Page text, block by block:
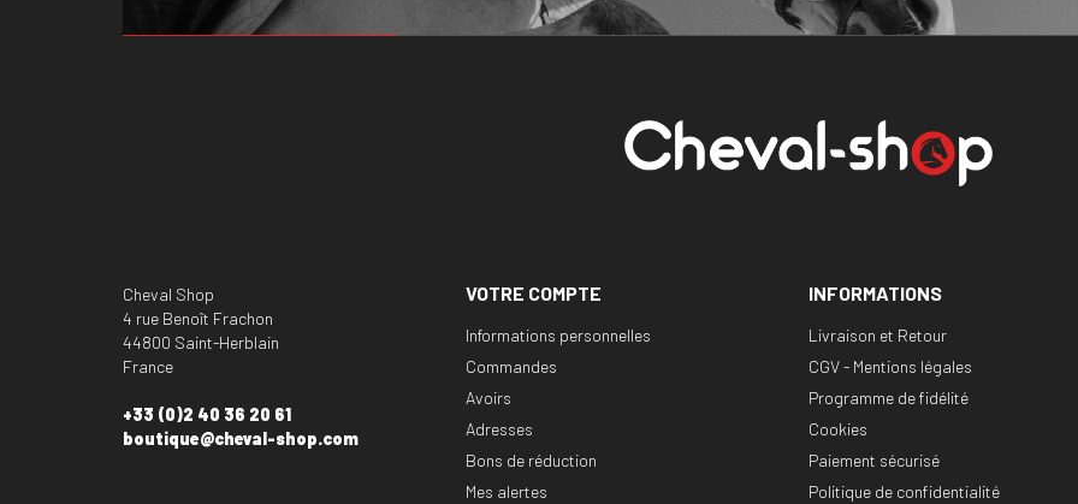
Cheval Shop
4 rue Benoît Frachon
44800 Saint-Herblain
France
+33 (0)2 40 36 20 61
boutique@cheval-shop.com
VOTRE COMPTE
Informations personnelles
Commandes
Avoirs
Adresses
Bons de réduction
Mes alertes
INFORMATIONS
Livraison et Retour
CGV - Mentions légales
Programme de fidélité
Cookies
Paiement sécurisé
Politique de confidentialité